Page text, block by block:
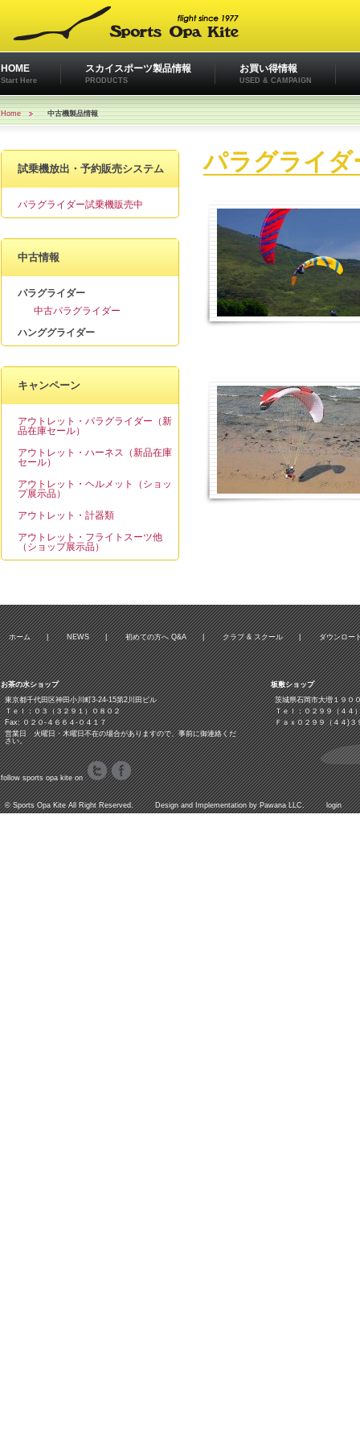
HOME
Start Here
スカイスポーツ製品情報
PRODUCTS
お買い得情報
USED & CAMPAIGN
Home 中古機製品情報
試乗機放出・予約販売システム
パラグライダー試乗機販売中
中古情報
パラグライダー
中古パラグライダー
ハンググライダー
キャンペーン
アウトレット・パラグライダー（新
品在庫セール）
アウトレット・ハーネス（新品在庫
セール）
アウトレット・ヘルメット（ショッ
プ展示品）
アウトレット・計器類
アウトレット・フライトスーツ他
（ショップ展示品）
パラグライダ
ホーム | NEWS | 初めての方へ Q&A | クラブ & スクール | ダウンロー
お茶の水ショップ
東京都千代田区神田小川町3‐24‐15第2川田ビル
Ｔｅｌ：０３（３２９１）０８０２
Fax: ０２０-４６６４-０４１７
営業日 火曜日・木曜日不在の場合がありますので、事前に御連絡くだ
さい。
follow sports opa kite on
板敷ショップ
茨城県石岡市大増１９０
Ｔｅｌ：０２９９（４４
Ｆａｘ０２９９（４４)３
©Sports Opa KiteAll Right Reserved. Design and Implementation byPawana LLC. login